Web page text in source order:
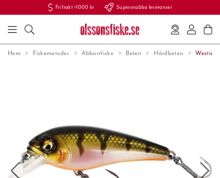
Fri frakt >1000 kr Supersnabba leveranser
Hem Fiskemetoder Abborrfiske Beten Hårdbeten Westin